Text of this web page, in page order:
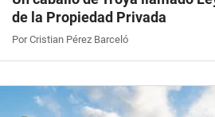
de la Propiedad Privada
Por Cristian Pérez Barceló